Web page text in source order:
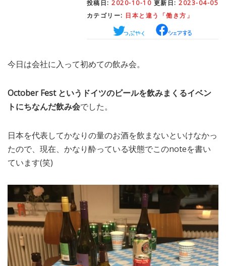
– 日本人の考察
MEDIA– メディア掲載 TRAVEL
EVERYDAY– 日常ブログ
ABOUT US - サイトについて
投稿日: 2020-10-10 更新日: 2023-04-05
カテゴリー: 日本と違う「働き方」
今日は会社に入って初めての飲み会。
October Fest というドイツのビールを飲みまくるイベン
トにちなんだ飲み会でした。
日本を代表してかなりの量のお酒を飲まないといけなかっ
たので、現在、かなり酔っている状態でこのnoteを書い
ています(笑)